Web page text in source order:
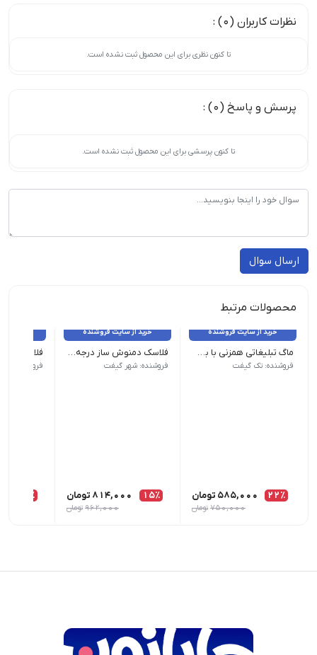
نظرات کاربران (0) :
تا کنون نظری برای این محصول ثبت نشده است.
پرسش و پاسخ (0) :
تا کنون پرسشی برای این محصول ثبت نشده است.
ارسال سوال
محصولات مرتبط
خرید از سایت فروشنده
ماگ تبلیغاتی همزنی با بطری مدل stirring Cup ظرفیت: 380ml رنگ: سفید چاپ: لیزر جنس: فلرز استیل(304)
فروشنده: تک گیفت
22٪ 585,000 تومان
750,000 تومان
خرید از سایت فروشنده
فلاسک دمنوش ساز درجه دار شاه پسند
رنگ سفید , صورتی , مشکی ابعاد 22.5 * 6.5 سانتیمتر
فروشنده: شهر گیفت
15٪ 814,000 تومان
962,000 تومان
ندازه 10×8 سانتی‌متر جنس بدنه سرامیک رنگ سفید , صورتی
فروشنده:
15٪